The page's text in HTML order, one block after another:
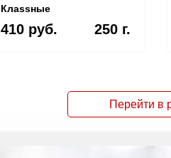
Клаssные
410 руб. 250 г.
Перейти в